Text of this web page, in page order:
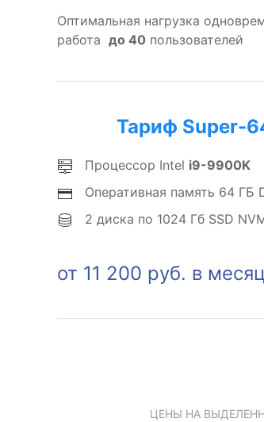
Оптимальная нагрузка
работа до 40 пользователей
Тариф Super-
Процессор Intel i9-9900K
Оперативная память 64 ГБ
2 диска по 1024 Гб SSD
от 11 200 руб. в месяц
ЦЕНЫ НА